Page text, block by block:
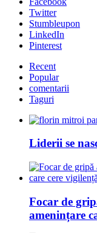
Twitter
Stumbleupon
LinkedIn
Pinterest
Recent
Popular
comentarii
Taguri
Liderii se
Focar de
amenințare